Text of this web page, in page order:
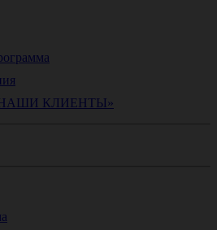
«НАШИ КЛИЕНТЫ»